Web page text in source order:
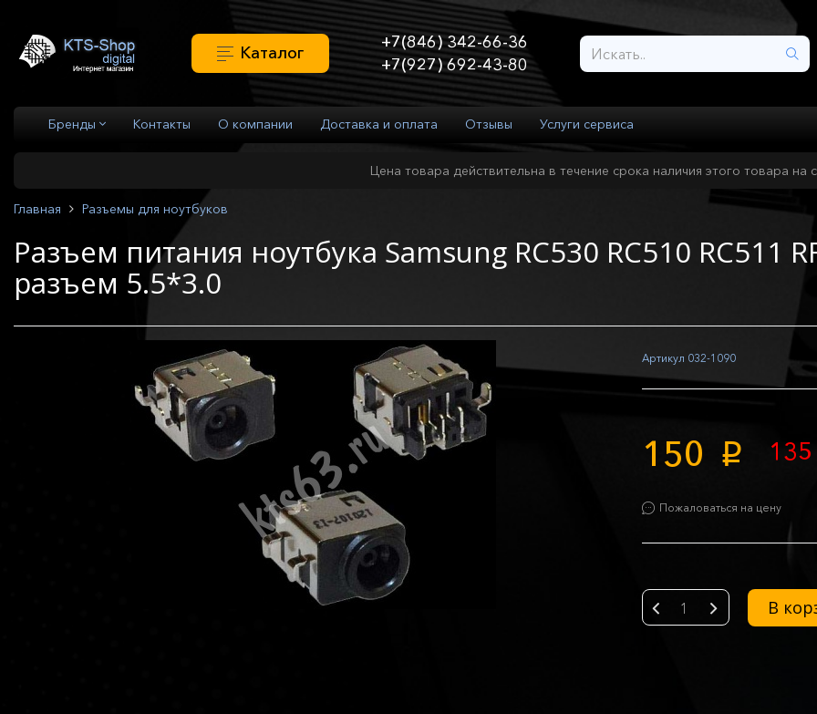
Каталог
+7(846) 342-66-36
+7(927) 692-43-80
Бренды Контакты О компании Доставка и оплата Отзывы Услуги сервиса
Цена товара действительна в течение срока наличия этого товара на
Главная Разъемы для ноутбуков
Разъем питания ноутбука Samsung RC530 RC510 RC511
разъем 5.5*3.0
Артикул 032-1090
150 p
Пожаловаться на цену
- + В